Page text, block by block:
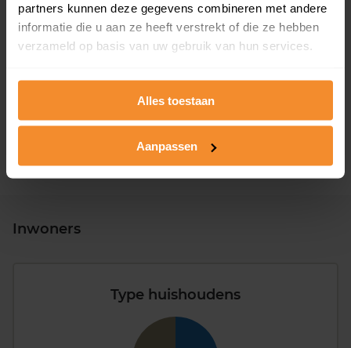
partners kunnen deze gegevens combineren met andere
informatie die u aan ze heeft verstrekt of die ze hebben
verzameld op basis van uw gebruik van hun services.
Alles toestaan
Aanpassen
T/m 1945
24%
1946 - 1980
42%
Inwoners
Type huishoudens